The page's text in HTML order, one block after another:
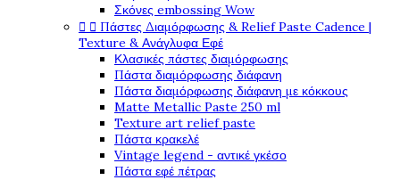
Σκόνες embossing Wow
  Πάστες Διαμόρφωσης & Relief Paste Cadence |
Texture & Ανάγλυφα Εφέ
Κλασικές πάστες διαμόρφωσης
Πάστα διαμόρφωσης διάφανη
Πάστα διαμόρφωσης διάφανη με κόκκους
Matte Metallic Paste 250 ml
Texture art relief paste
Πάστα κρακελέ
Vintage legend - αντικέ γκέσο
Πάστα εφέ πέτρας